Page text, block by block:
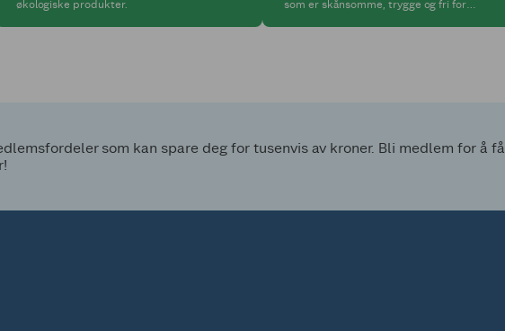
økologiske produkter.
som er skånsomme, trygge og fri for
Änglamark hos Extra.
som kan spare deg for tusenvis av kroner. Bli medlem for å få